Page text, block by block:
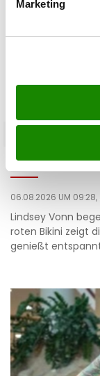
Erfahren Sie
Marketing
Heiß:
06.08.2026 UM 09:28,
Lindsey Vonn
roten Bikini zeigt
genießt